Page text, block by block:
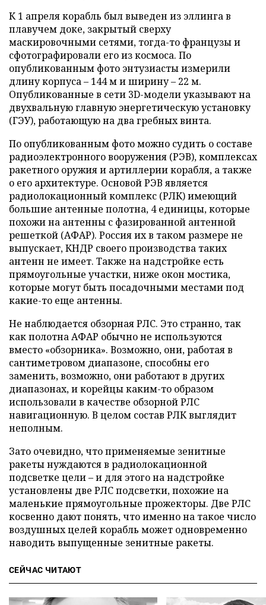
К 1 апреля корабль был выведен из эллинга в
плавучем доке, закрытый сверху
маскировочными сетями, тогда-то французы и
сфотографировали его из космоса. По
опубликованным фото энтузиасты измерили
длину корпуса – 144 м и ширину – 22 м.
Опубликованные в сети 3D-модели указывают на
двухвальную главную энергетическую установку
(ГЭУ), работающую на два гребных винта.
По опубликованным фото можно судить о составе
радиоэлектронного вооружения (РЭВ), комплексах
ракетного оружия и артиллерии корабля, а также
о его архитектуре. Основой РЭВ является
радиолокационный комплекс (РЛК) имеющий
большие антенные полотна, 4 единицы, которые
похожи на антенны с фазированной антенной
решеткой (АФАР). Россия их в таком размере не
выпускает, КНДР своего производства таких
антенн не имеет. Также на надстройке есть
прямоугольные участки, ниже окон мостика,
которые могут быть посадочными местами под
какие-то еще антенны.
Не наблюдается обзорная РЛС. Это странно, так
как полотна АФАР обычно не используются
вместо «обзорника». Возможно, они, работая в
сантиметровом диапазоне, способны его
заменить, возможно, они работают в других
диапазонах, и корейцы каким-то образом
использовали в качестве обзорной РЛС
навигационную. В целом состав РЛК выглядит
неполным.
Зато очевидно, что применяемые зенитные
ракеты нуждаются в радиолокационной
подсветке цели – и для этого на надстройке
установлены две РЛС подсветки, похожие на
маленькие прямоугольные прожекторы. Две РЛС
косвенно дают понять, что именно на такое число
воздушных целей корабль может одновременно
наводить выпущенные зенитные ракеты.
СЕЙЧАС ЧИТАЮТ